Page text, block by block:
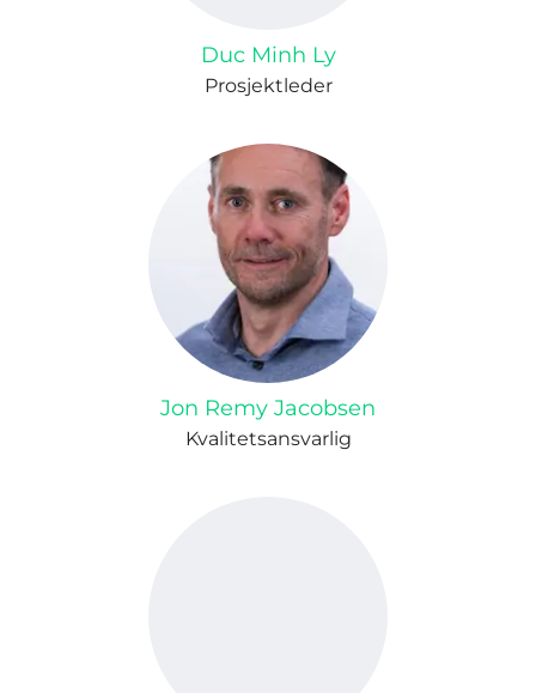
Duc Minh Ly
Prosjektleder
Jon Remy Jacobsen
Kvalitetsansvarlig